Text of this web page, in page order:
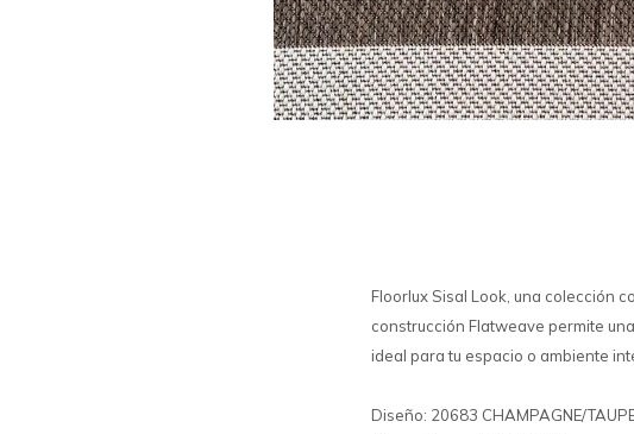
Floorlux Sisal Look, una colección
construcción Flatweave permite
ideal para tu espacio o ambiente
Diseño: 20683 CHAMPAGNE/